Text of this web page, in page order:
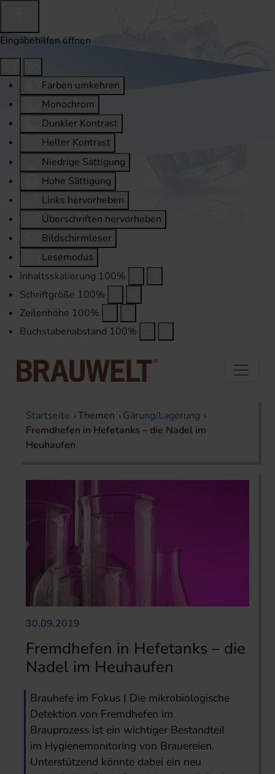
Eingabehilfen öffnen
Farben umkehren
Monochrom
Dunkler Kontrast
Heller Kontrast
Niedrige Sättigung
Hohe Sättigung
Links hervorheben
Überschriften hervorheben
Bildschirmleser
Lesemodus
Inhaltsskalierung 100%
Schriftgröße 100%
Zeilenhöhe 100%
Buchstabenabstand 100%
Startseite Themen
Gärung/Lagerung
Fremdhefen in Hefetanks – die Nadel im
Heuhaufen
30.09.2019
Fremdhefen in Hefetanks – die
Nadel im Heuhaufen
Brauhefe im Fokus | Die mikrobiologische
Detektion von Fremdhefen im
Brauprozess ist ein wichtiger Bestandteil
im Hygienemoni­toring von Brauereien.
Unterstützend könnte dabei ein neu